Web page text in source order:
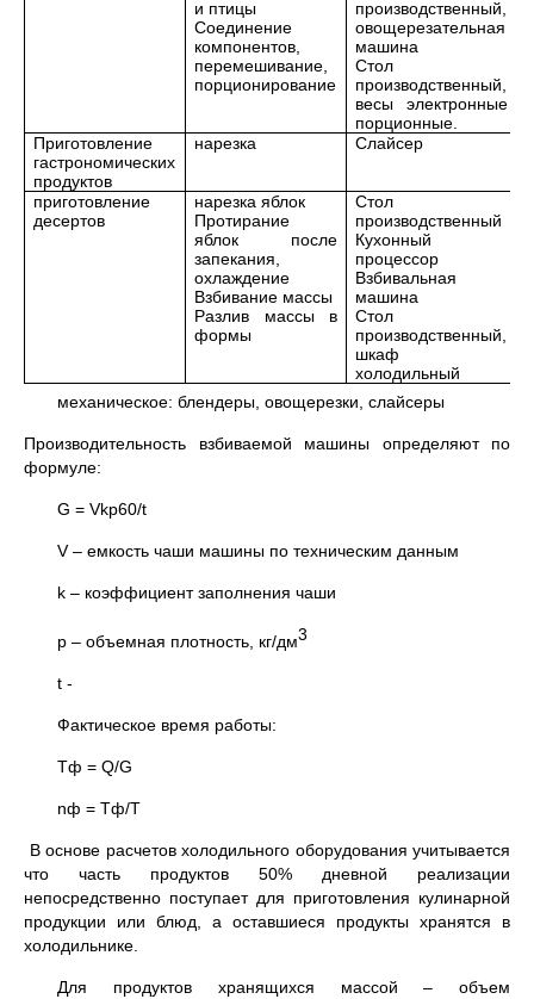
и птицы
Соединение
компонентов,
перемешивание,
порционирование
производственный,
овощерезательная
машина
Стол
производственный,
весы электронные
порционные.
Приготовление
гастрономических
продуктов
нарезка Слайсер
приготовление
десертов
нарезка яблок
Протирание
яблок после
запекания,
охлаждение
Взбивание массы
Разлив массы в
формы
Стол
производственный
Кухонный
процессор
Взбивальная
машина
Стол
производственный,
шкаф
холодильный
механическое: блендеры, овощерезки, слайсеры
Производительность взбиваемой машины определяют по
формуле:
G = Vkp60/t
V – емкость чаши машины по техническим данным
k – коэффициент заполнения чаши
p – объемная плотность, кг/дм3
t -
Фактическое время работы:
Tф = Q/G
nф = Tф/T
В основе расчетов холодильного оборудования учитывается
что часть продуктов 50% дневной реализации
непосредственно поступает для приготовления кулинарной
продукции или блюд, а оставшиеся продукты хранятся в
холодильнике.
Для продуктов хранящихся массой – объем